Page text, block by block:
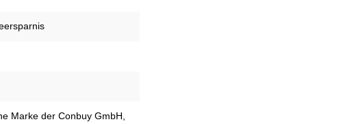
Marke der Conbuy GmbH,